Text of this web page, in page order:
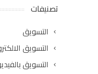
تصنيفات
التسويق
التسويق
التسويق